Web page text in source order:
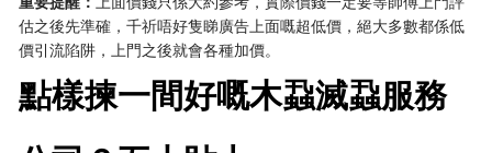
估之後先準確，千祈唔好隻睇廣告上面嘅超低價，絕大多數都係低
價引流陷阱，上門之後就會各種加價。
點樣揀一間好嘅木蝨滅蝨服務